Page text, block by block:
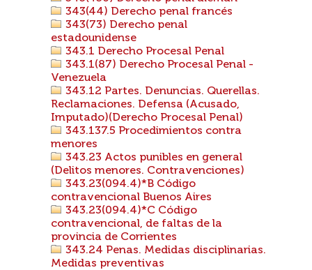
343(44) Derecho penal francés
343(73) Derecho penal
estadounidense
343.1 Derecho Procesal Penal
343.1(87) Derecho Procesal Penal -
Venezuela
343.12 Partes. Denuncias. Querellas.
Reclamaciones. Defensa (Acusado,
Imputado)(Derecho Procesal Penal)
343.137.5 Procedimientos contra
menores
343.23 Actos punibles en general
(Delitos menores. Contravenciones)
343.23(094.4)*B Código
contravencional Buenos Aires
343.23(094.4)*C Código
contravencional, de faltas de la
provincia de Corrientes
343.24 Penas. Medidas disciplinarias.
Medidas preventivas